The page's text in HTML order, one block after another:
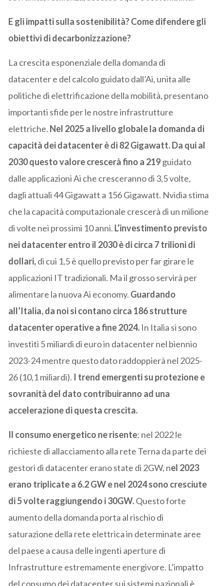
E gli impattisulla sostenibilità?Come difendere gli
obiettivi di decarbonizzazione?
La crescita esponenziale della domanda di
datacenter e del calcolo guidato dall’Ai, unita alle
politiche di elettrificazione della mobilità, presentano
importanti sfide per le nostre infrastrutture
elettriche. Nel 2025 a livello globale la domanda di
capacità dei datacenter è di 82 Gigawatt. Da qui al
2030 questo valore crescerà fino a 219guidato
dalle applicazioni Ai che cresceranno di 3,5 volte,
dagli attuali 44 Gigawatt a 156 Gigawatt. Nvidia stima
che la capacità computazionale crescerà di un milione
di volte nei prossimi 10 anni. L’investimento previsto
nei datacenter entro il 2030 è di circa 7 trilioni di
dollari,di cui 1,5 è quello previsto per far girare le
applicazioni IT tradizionali. Ma il grosso servirà per
alimentare la nuova Ai economy. Guardando
all’Italia, da noi si contano circa 186 strutture
datacenter operative a fine 2024. In Italia si sono
investiti 5 miliardi di euro in datacenter nel biennio
2023-24 mentre questo dato raddoppierà nel 2025-
26 (10,1 miliardi). I trend emergenti su protezione e
sovranità del dato contribuiranno ad una
accelerazione di questa crescita.
Il consumo energetico ne risente: nel 2022 le
richieste di allacciamento alla rete Terna da parte dei
gestori di datacenter erano state di 2GW, nel 2023
erano triplicate a 6.2 GW e nel 2024 sono cresciute
di 5 volte raggiungendo i 30GW.Questo forte
aumento della domanda porta al rischio di
saturazione della rete elettrica in determinate aree
del paese a causa delle ingenti aperture di
Infrastrutture estremamente energivore. L’impatto
del consumo dei datacenter sui sistemi nazionali è